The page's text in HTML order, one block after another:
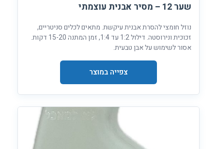
שער 12 – מסיר אבנית עוצמתי
נוזל חומצי להסרת אבנית עיקשת. מתאים לכלים סניטריים,
זכוכית ונירוסטה. דילול 1:2 עד 1:4, זמן המתנה 15-20 דקות.
אסור לשימוש על אבן טבעית.
צפייה במוצר